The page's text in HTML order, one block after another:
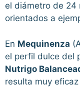
el diámetro de 24
orientados a
En Mequinenza
el perfil dulce del
Nutrigo
resulta muy